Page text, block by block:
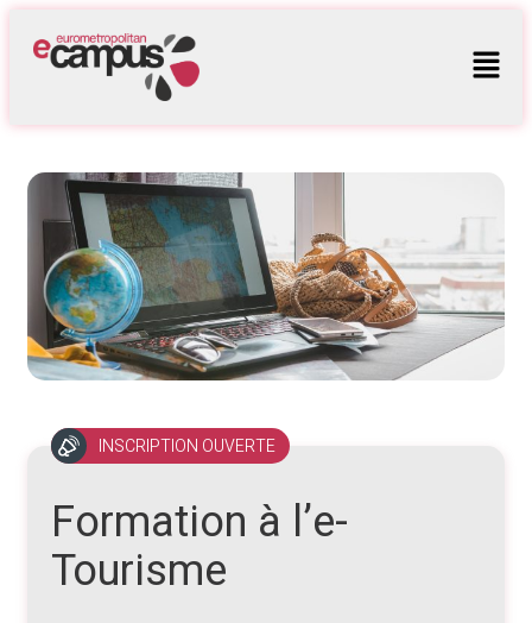
INSCRIPTION OUVERTE
Formation à l’e-
Tourisme